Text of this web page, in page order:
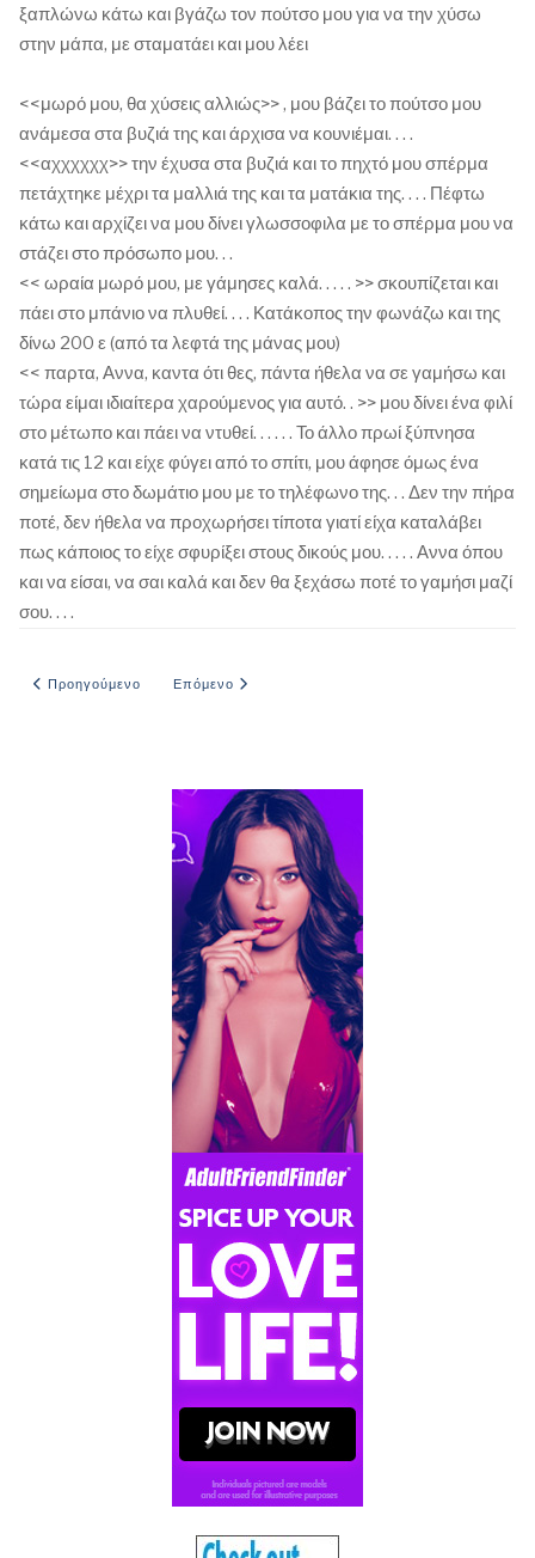
ξαπλώνω κάτω και βγάζω τον πούτσο μου για να την χύσω
στην μάπα, με σταματάει και μου λέει
<<μωρό μου, θα χύσεις αλλιώς>> , μου βάζει το πούτσο μου
ανάμεσα στα βυζιά της και άρχισα να κουνιέμαι. . . .
<<αχχχχχχ>> την έχυσα στα βυζιά και το πηχτό μου σπέρμα
πετάχτηκε μέχρι τα μαλλιά της και τα ματάκια της. . . . Πέφτω
κάτω και αρχίζει να μου δίνει γλωσσοφιλα με το σπέρμα μου να
στάζει στο πρόσωπο μου. . .
<< ωραία μωρό μου, με γάμησες καλά. . . . . >> σκουπίζεται και
πάει στο μπάνιο να πλυθεί. . . . Κατάκοπος την φωνάζω και της
δίνω 200 ε (από τα λεφτά της μάνας μου)
<< παρτα, Αννα, καντα ότι θες, πάντα ήθελα να σε γαμήσω και
τώρα είμαι ιδιαίτερα χαρούμενος για αυτό. . >> μου δίνει ένα φιλί
στο μέτωπο και πάει να ντυθεί. . . . . . Το άλλο πρωί ξύπνησα
κατά τις 12 και είχε φύγει από το σπίτι, μου άφησε όμως ένα
σημείωμα στο δωμάτιο μου με το τηλέφωνο της. . . Δεν την πήρα
ποτέ, δεν ήθελα να προχωρήσει τίποτα γιατί είχα καταλάβει
πως κάποιος το είχε σφυρίξει στους δικούς μου. . . . . Αννα όπου
και να είσαι, να σαι καλά και δεν θα ξεχάσω ποτέ το γαμήσι μαζί
σου. . . .
Προηγούμενο άρθρο: Καυτό καλοκαίρι στην Φοινικούντα
Προηγούμενο Επόμενο άρθρο: ΜΙΑ ΦΙΛΗ ΑΠΟ ΤΑ ΠΑΛΙΑ
Επόμενο